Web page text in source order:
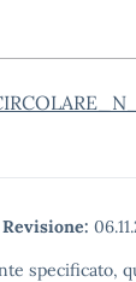
Revisione:
specificato,